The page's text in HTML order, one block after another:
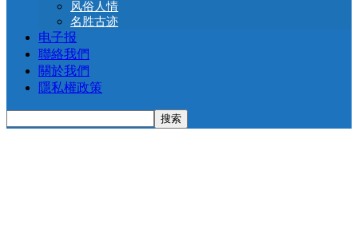
风俗人情
名胜古迹
电子报
聯絡我們
關於我們
隱私權政策